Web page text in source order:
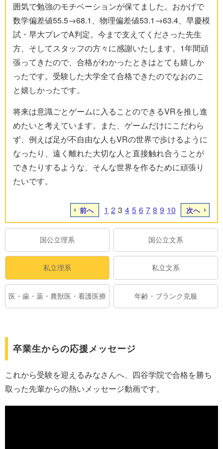
囲気で勉強のモチベーションが保てました。おかげで
数学偏差値55.5→68.1、物理偏差値53.1→63.4、早慶模
試・早大プレでA判定。今まで支えてくださった先生
方、そしてスタッフの方々に感謝いたします。1年間頑
張ってきたので、合格がわかったときはとても嬉しか
ったです。受験した大学全て合格できたのでなおのこ
と嬉しかったです。
将来は意識ごとゲームに入ることのできるVRを推し進
めたいと考えています。また、ゲームだけにこだわら
ず、例えば足が不自由な人もVRの世界で歩けるように
なったり、遠く離れた大切な人と直接触れ合うことが
できたりするような、そんな世界を作るために頑張り
たいです。
前へ 1 2 3 4 5 6 7 8 9 10 次へ
国公立理系 国公立文系
私立理系 私立文系
医・歯・薬・農獣医・看護医療 年齢・ブランク克服
卒業生からの応援メッセージ
これから受験を迎えるみなさんへ、四谷学院で合格を勝ち
取った先輩からの熱いメッセージ動画です。